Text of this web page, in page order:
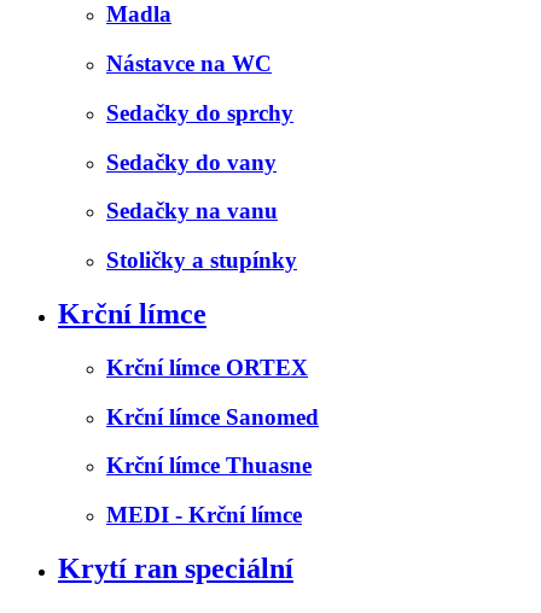
Madla
Nástavce na WC
Sedačky do sprchy
Sedačky do vany
Sedačky na vanu
Stoličky a stupínky
Krční límce
Krční límce ORTEX
Krční límce Sanomed
Krční límce Thuasne
MEDI - Krční límce
Krytí ran speciální